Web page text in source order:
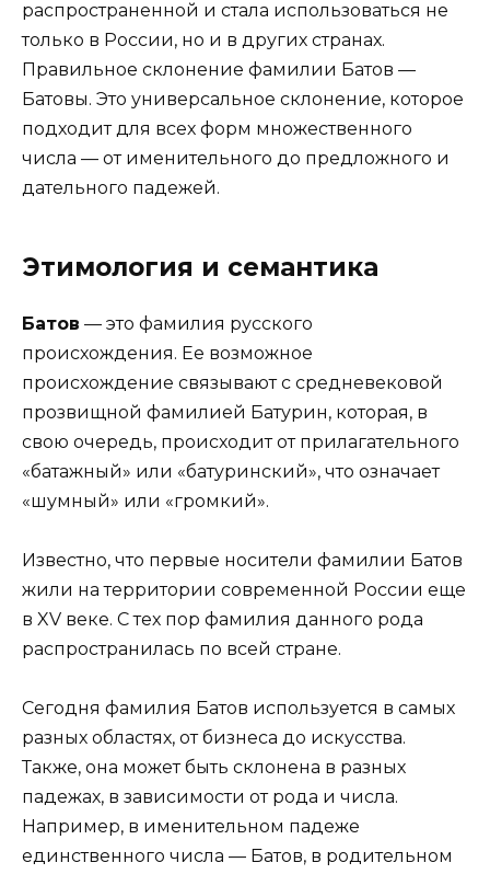
распространенной и стала использоваться не
только в России, но и в других странах.
Правильное склонение фамилии Батов —
Батовы. Это универсальное склонение, которое
подходит для всех форм множественного
числа — от именительного до предложного и
дательного падежей.
Этимология и семантика
Батов — это фамилия русского
происхождения. Ее возможное
происхождение связывают с средневековой
прозвищной фамилией Батурин, которая, в
свою очередь, происходит от прилагательного
«батажный» или «батуринский», что означает
«шумный» или «громкий».
Известно, что первые носители фамилии Батов
жили на территории современной России еще
в XV веке. С тех пор фамилия данного рода
распространилась по всей стране.
Сегодня фамилия Батов используется в самых
разных областях, от бизнеса до искусства.
Также, она может быть склонена в разных
падежах, в зависимости от рода и числа.
Например, в именительном падеже
единственного числа — Батов, в родительном